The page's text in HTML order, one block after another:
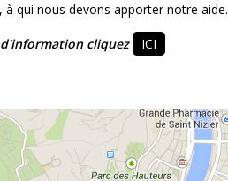
qui nous devons apporter notre aide.
cliquez ICI